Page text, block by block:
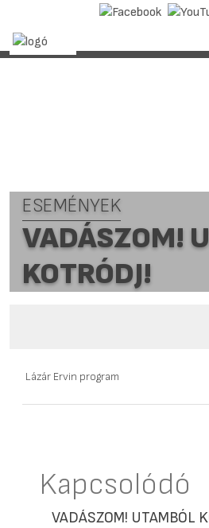
ESEMÉNYEK
VADÁSZOM!
KOTRÓDJ!
Lázár Ervin program
Kapcsolódó
VADÁSZOM! UTAMBÓL